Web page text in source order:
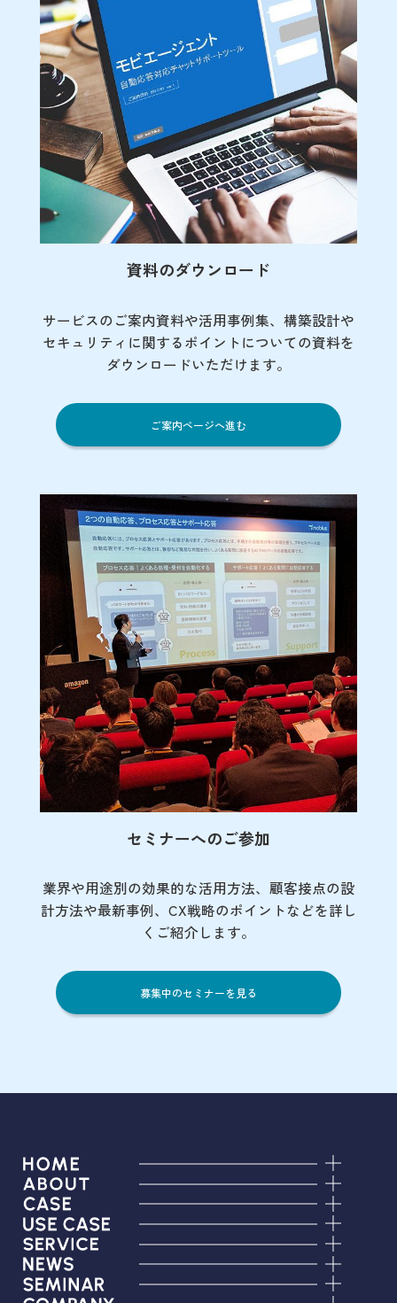
資料のダウンロード
サービスのご案内資料や活用事例集、 構築設計や
セキュリティに関するポイントについての資料を
ダウンロードいただけます。
ご案内ページへ進む
セミナーへのご参加
業界や用途別の効果的な活用方法、顧客接点の設
計方法や最新事例、CX戦略のポイントなどを詳し
くご紹介します。
募集中のセミナーを見る